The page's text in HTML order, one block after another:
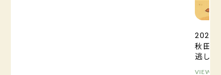
秋田の
逃しが
VIEW